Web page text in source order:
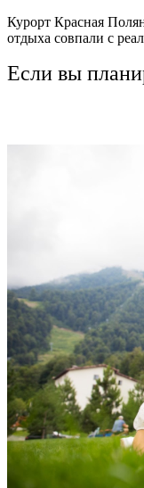
Курорт Красная
отдыха совпали с
Если вы